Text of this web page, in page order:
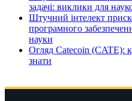
задачі: виклики для
Штучний інтелект
програмного
науки
Огляд Catecoin (CATE):
знати